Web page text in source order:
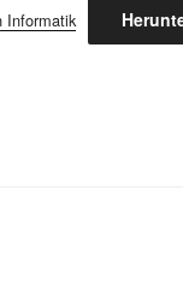
Informatik